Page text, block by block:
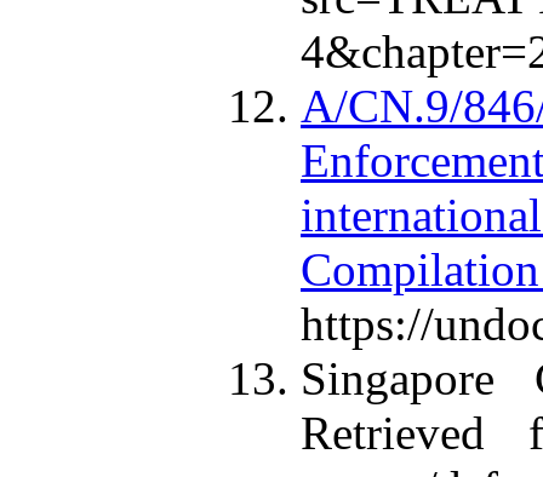
A/CN.9/
https://
Retrieved